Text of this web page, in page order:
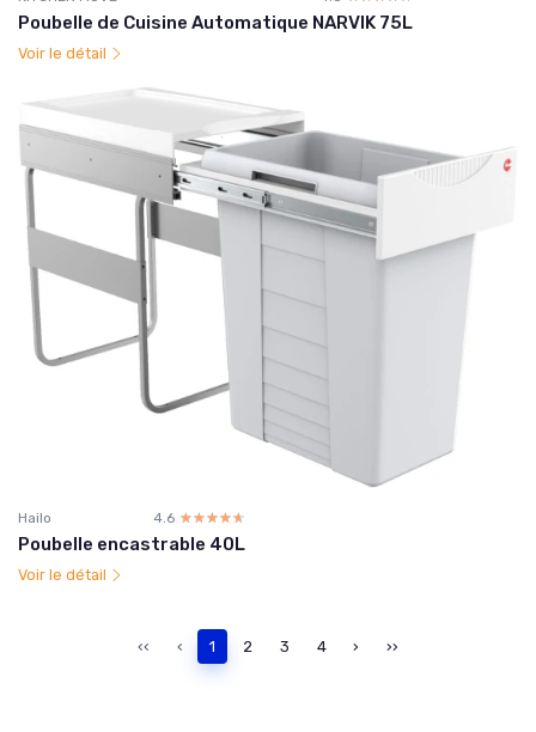
Poubelle de Cuisine Automatique NARVIK 75L
Voir le détail
Hailo 4.6 ☆☆☆☆☆
★★★★★
Poubelle encastrable 40L
Voir le détail
‹‹ ‹ 1 2 3 4 › ››